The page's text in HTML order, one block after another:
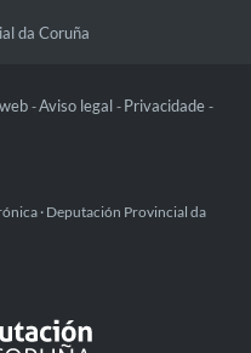
da Coruña
-Aviso legal - Privacidade -
· Deputación Provincial da